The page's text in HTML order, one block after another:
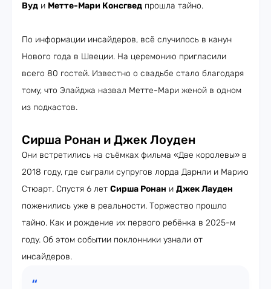
Вуд и Метте-Мари Консгвед прошла тайно.
По информации инсайдеров, всё случилось в канун
Нового года в Швеции. На церемонию пригласили
всего 80 гостей. Известно о свадьбе стало благодаря
тому, что Элайджа назвал Метте-Мари женой в одном
из подкастов.
Сирша Ронан и Джек Лоуден
Они встретились на съёмках фильма «Две королевы» в
2018 году, где сыграли супругов лорда Дарнли и Марию
Стюарт. Спустя 6 лет Сирша Ронан и Джек Лауден
поженились уже в реальности. Торжество прошло
тайно. Как и рождение их первого ребёнка в 2025-м
году. Об этом событии поклонники узнали от
инсайдеров.